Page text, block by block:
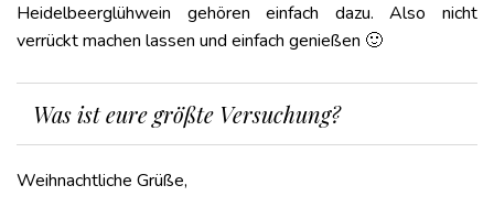
Heidelbeerglühwein gehören einfach dazu. Also nicht
verrückt machen lassen und einfach genießen 🙂
Was ist eure größte Versuchung?
Weihnachtliche Grüße,